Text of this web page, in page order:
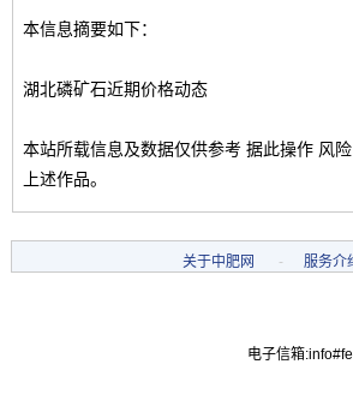
本信息摘要如下：
湖北磷矿石近期价格动态
本站所载信息及数据仅供参考 据此操作 风
上述作品。
关于中肥网 - 服务介
电子信箱